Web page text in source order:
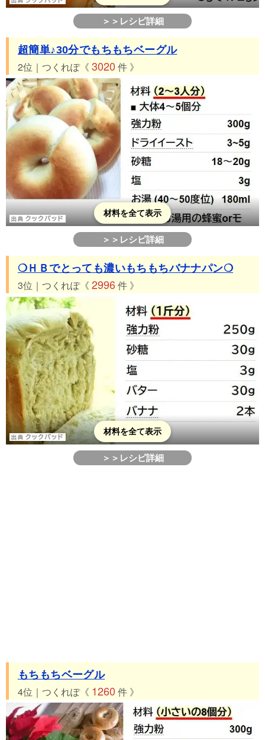
＞＞レシピ詳細
超簡単♪30分でもちもちベーグル
2位｜つくれぽ《 3020 件 》
材料を全て表示
＞＞レシピ詳細
❍ＨＢでとっても濃いもちもちバナナパン❍
3位｜つくれぽ《 2996件 》
材料を全て表示
＞＞レシピ詳細
もちもちベーグル
4位｜つくれぽ《 1260 件 》